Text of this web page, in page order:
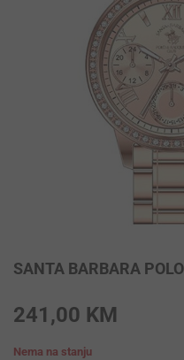
SANTA BARBARA
241,00 KM
Nema na stanju